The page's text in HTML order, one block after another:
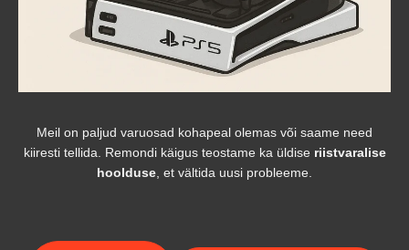
Meil on paljud varuosad kohapeal olemas või saame need
kiiresti tellida. Remondi käigus teostame ka üldise riistvaralise
hoolduse , et vältida uusi probleeme.